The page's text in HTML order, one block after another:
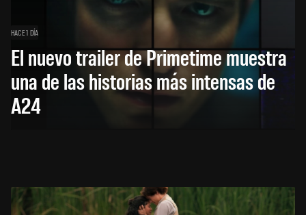
HACE 1 DÍA
El nuevo trailer de Primetime muestra
una de las historias más intensas de
A24